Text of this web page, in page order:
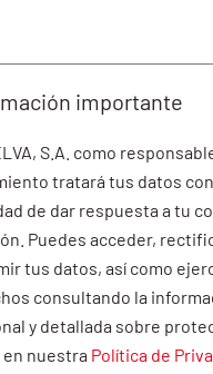
importante
S.A. como
tratará tus datos
de dar respuesta a tu
Puedes acceder,
tus datos, así como
consultando la
y detallada sobre
nuestra Política de